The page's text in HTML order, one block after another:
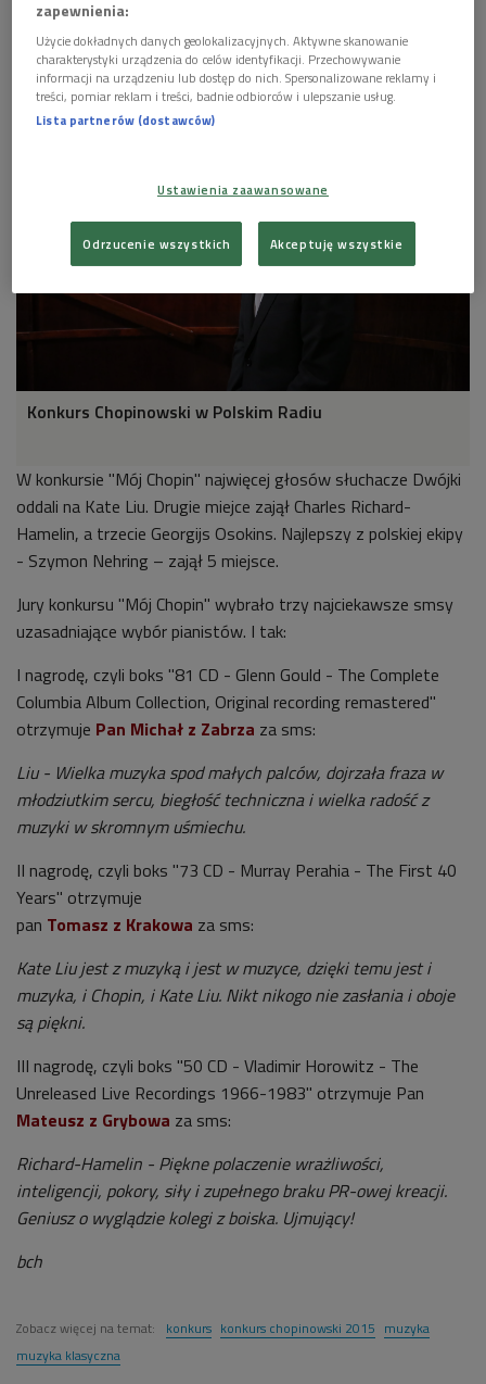
Kate Liu w Konkursie Chopinowskim zajęła trzecie miejsce, nasi słuchacze
uznali ją za najlepszą pianistkę zawodów. Foto: Grzegorz Śledź/PR2
Konkurs Chopinowski w Polskim Radiu
W konkursie "Mój Chopin" najwięcej głosów słuchacze Dwójki
oddali na Kate Liu. Drugie miejce zajął Charles Richard-
Hamelin, a trzecie Georgijs Osokins. Najlepszy z polskiej ekipy
- Szymon Nehring – zajął 5 miejsce.
Jury konkursu "Mój Chopin" wybrało trzy najciekawsze smsy
uzasadniające wybór pianistów. I tak:
I nagrodę, czyli boks "81 CD - Glenn Gould - The Complete
Columbia Album Collection, Original recording remastered"
otrzymuje Pan Michał z Zabrza za sms:
Liu - Wielka muzyka spod małych palców, dojrzała fraza w
młodziutkim sercu, biegłość techniczna i wielka radość z
muzyki w skromnym uśmiechu.
II nagrodę, czyli boks "73 CD - Murray Perahia - The First 40
Years" otrzymuje
pan Tomasz z Krakowa za sms:
Kate Liu jest z muzyką i jest w muzyce, dzięki temu jest i
muzyka, i Chopin, i Kate Liu. Nikt nikogo nie zasłania i oboje
są piękni.
III nagrodę, czyli boks "50 CD - Vladimir Horowitz - The
Unreleased Live Recordings 1966-1983" otrzymuje Pan
Mateusz z Grybowa za sms:
Richard-Hamelin - Piękne polaczenie wrażliwości,
inteligencji, pokory, siły i zupełnego braku PR-owej kreacji.
Geniusz o wyglądzie kolegi z boiska. Ujmujący!
bch
Zobacz więcej na temat: konkurs konkurs chopinowski 2015 muzyka
muzyka klasyczna
zapewnienia:
Użycie dokładnych danych geolokalizacyjnych. Aktywne skanowanie
charakterystyki urządzenia do celów identyfikacji. Przechowywanie
informacji na urządzeniu lub dostęp do nich. Spersonalizowane reklamy i
treści, pomiar reklam i treści, badnie odbiorców i ulepszanie usług.
Lista partnerów (dostawców)
Ustawienia zaawansowane
Odrzucenie wszystkich Akceptuję wszystkie